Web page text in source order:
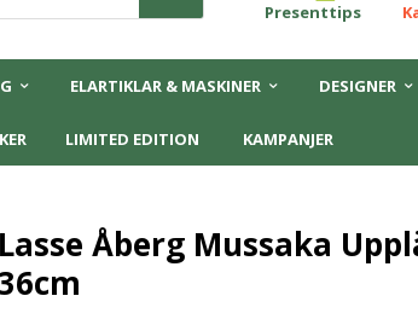
Presenttips
ELARTIKLAR & MASKINER DESIGNER
LIMITED EDITION KAMPANJER
Lasse Åberg Mussaka